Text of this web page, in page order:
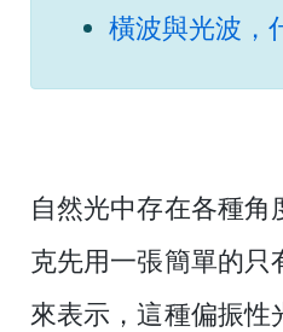
橫波與光波，
自然光中存在各種
克先用一張簡單的只
來表示，這種偏振性